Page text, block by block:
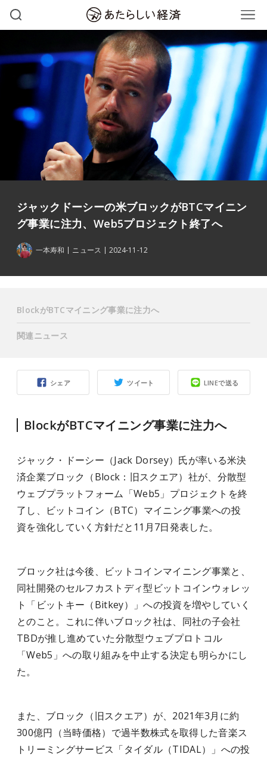
ジャックドーシーの米ブロックがBTCマイニン
グ事業に注力、Web5プロジェクト終了へ
一本寿和 ニュース 2024-11-12
シェア ツイート LINEで送る
BlockがBTCマイニング事業に注力へ
ジャック・ドーシー（Jack Dorsey）氏が率いる米決
済企業ブロック（Block：旧スクエア）社が、分散型
ウェブプラットフォーム「Web5」プロジェクトを終
了し、ビットコイン（BTC）マイニング事業への投
資を強化していく方針だと11月7日発表した。
ブロック社は今後、ビットコインマイニング事業と、
同社開発のセルフカストディ型ビットコインウォレッ
ト「ビットキー（Bitkey）」への投資を増やしていく
とのこと。これに伴いブロック社は、同社の子会社
TBDが推し進めていた分散型ウェブプロトコル
「Web5」への取り組みを中止する決定も明らかにし
た。
また、ブロック（旧スクエア）が、2021年3月に約
300億円（当時価格）で過半数株式を取得した音楽ス
トリーミングサービス「タイダル（TIDAL）」への投
BlockがBTCマイニング事業に注力へ
関連ニュース